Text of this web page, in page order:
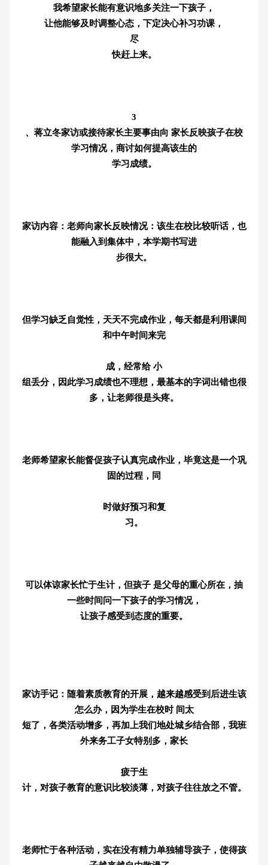
我希望家长能有意识地多关注一下孩子，
让他能够及时调整心态，下定决心补习功课，
尽
快赶上来。
3
、蒋立冬家访或接待家长主要事由向 家长反映孩子在校
学习情况，商讨如何提高该生的
学习成绩。
家访内容：老师向家长反映情况：该生在校比较听话，也
能融入到集体中，本学期书写进
步很大。
但学习缺乏自觉性，天天不完成作业，每天都是利用课间
和中午时间来完
成，经常给 小
组丢分，因此学习成绩也不理想，最基本的字词出错也很
多，让老师很是头疼。
老师希望家长能督促孩子认真完成作业，毕竟这是一个巩
固的过程，同
时做好预习和复
习。
可以体谅家长忙于生计，但孩子 是父母的重心所在，抽
一些时间问一下孩子的学习情况，
让孩子感受到态度的重要。
家访手记：随着素质教育的开展，越来越感受到后进生该
怎么办，因为学生在校时 间太
短了，各类活动增多，再加上我们地处城乡结合部，我班
外来务工子女特别多，家长
疲于生
计，对孩子教育的意识比较淡薄，对孩子往往放之不管。
老师忙于各种活动，实在没有精力单独辅导孩子，使得孩